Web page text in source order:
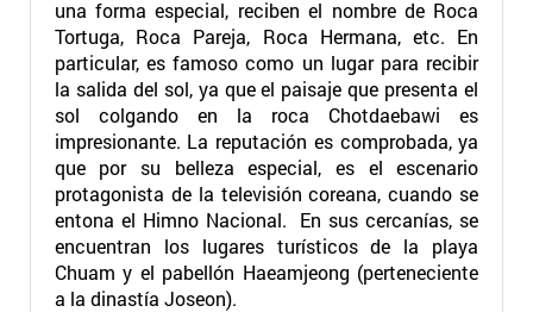
una forma especial, reciben el nombre de Roca
Tortuga, Roca Pareja, Roca Hermana, etc. En
particular, es famoso como un lugar para recibir
la salida del sol, ya que el paisaje que presenta el
sol colgando en la roca Chotdaebawi es
impresionante. La reputación es comprobada, ya
que por su belleza especial, es el escenario
protagonista de la televisión coreana, cuando se
entona el Himno Nacional. En sus cercanías, se
encuentran los lugares turísticos de la playa
Chuam y el pabellón Haeamjeong (perteneciente
a la dinastía Joseon).